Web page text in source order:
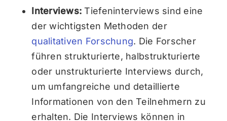
Interviews:Tiefeninterviews sind eine
der wichtigsten Methoden der
qualitativen Forschung. Die Forscher
führen strukturierte, halbstrukturierte
oder unstrukturierte Interviews durch,
um umfangreiche und detaillierte
Informationen von den Teilnehmern zu
erhalten. Die Interviews können in